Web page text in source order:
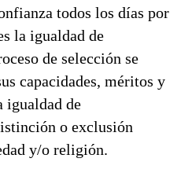
todos los días por
la igualdad de
de selección se
capacidades, méritos y
igualdad de
o exclusión
y/o religión.